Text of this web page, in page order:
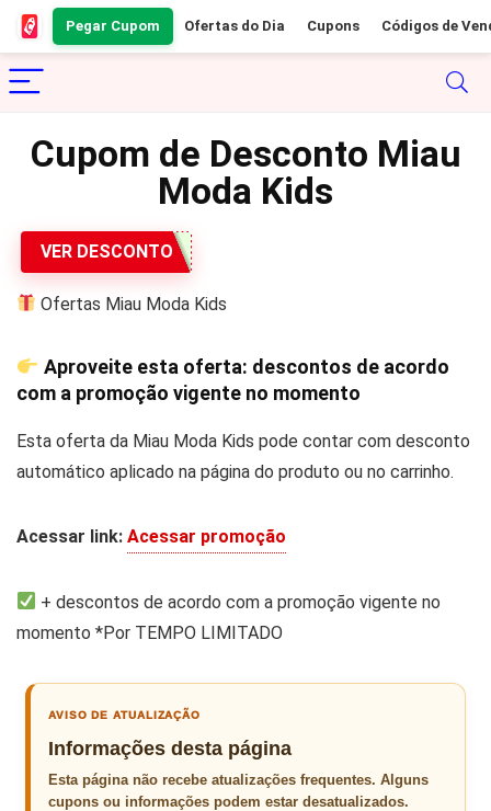
Pegar Cupom Ofertas do Dia Cupons Códigos de
Cupom de Desconto Miau
Moda Kids
VER DESCONTO
Ofertas Miau Moda Kids
Aproveite esta oferta: descontos de acordo
com a promoção vigente no momento
Esta oferta da Miau Moda Kids pode contar com desconto
automático aplicado na página do produto ou no carrinho.
Acessar link: Acessar promoção
+ descontos de acordo com a promoção vigente no
momento *Por TEMPO LIMITADO
AVISO DE ATUALIZAÇÃO
Informações desta página
Esta página não recebe atualizações frequentes. Alguns
cupons ou informações podem estar desatualizados.